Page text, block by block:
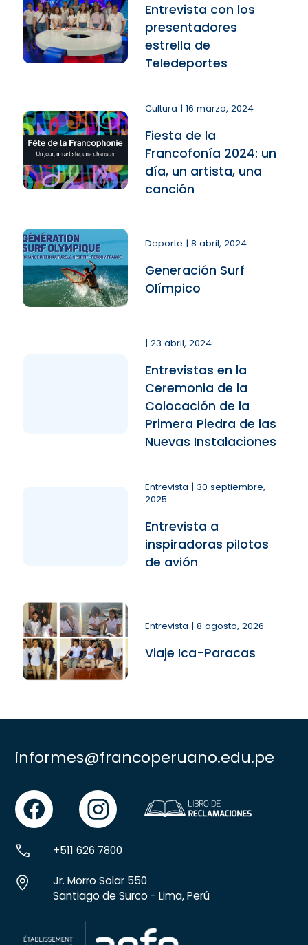
Entrevista con los
presentadores
estrella de
Teledeportes
Cultura | 16 marzo, 2024
Fiesta de la
Francofonía 2024: un
día, un artista, una
canción
Deporte | 8 abril, 2024
Generación Surf
Olímpico
| 23 abril, 2024
Entrevistas en la
Ceremonia de la
Colocación de la
Primera Piedra de las
Nuevas Instalaciones
Entrevista | 30 septiembre,
2025
Entrevista a
inspiradoras pilotos
de avión
Entrevista | 8 agosto, 2026
Viaje Ica-Paracas
informes@francoperuano.edu.pe
facebook instgram
+511 626 7800
Jr. Morro Solar 550
Santiago de Surco - Lima, Perú